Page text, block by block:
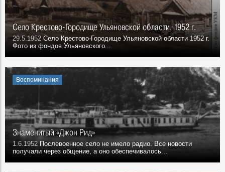
Село Крестово-Городище Ульяновской области, 1952 г.
29.5.1952 Село Крестово-Городище Ульяновской области 1952 г.
Фото из фондов Ульяновского...
Воспоминания
Знаменитый «Джон Рид»
1.6.1952 Послевоенное село не имело радио. Все новости
получали через общение, а оно обеспечивалось...